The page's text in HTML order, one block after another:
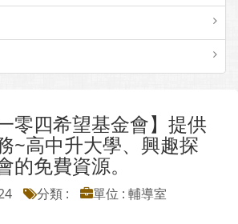
零四希望基金會】提供
~高中升大學、興趣探
的免費資源。
分類 :
單位 : 輔導室